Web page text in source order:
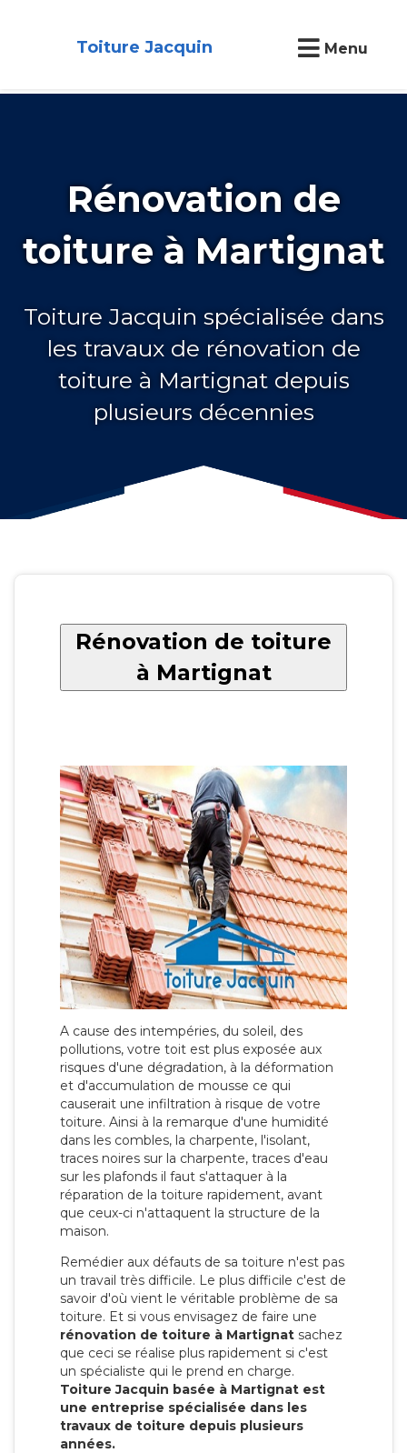
Toiture Jacquin Menu
Rénovation de
toiture à Martignat
Toiture Jacquin spécialisée dans
les travaux de rénovation de
toiture à Martignat depuis
plusieurs décennies
Rénovation de toiture
à Martignat
A cause des intempéries, du soleil, des
pollutions, votre toit est plus exposée aux
risques d'une dégradation, à la déformation
et d'accumulation de mousse ce qui
causerait une infiltration à risque de votre
toiture. Ainsi à la remarque d'une humidité
dans les combles, la charpente, l'isolant,
traces noires sur la charpente, traces d'eau
sur les plafonds il faut s'attaquer à la
réparation de la toiture rapidement, avant
que ceux-ci n'attaquent la structure de la
maison.
Remédier aux défauts de sa toiture n'est pas
un travail très difficile. Le plus difficile c'est de
savoir d'où vient le véritable problème de sa
toiture. Et si vous envisagez de faire une
rénovation de toiture à Martignat sachez
que ceci se réalise plus rapidement si c'est
un spécialiste qui le prend en charge.
Toiture Jacquin basée à Martignat est
une entreprise spécialisée dans les
travaux de toiture depuis plusieurs
années.